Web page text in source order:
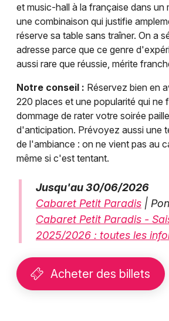
et music-hall à la française dans un
une combinaison qui justifie
réserve sa table sans traîner. On a
adresse parce que ce genre
aussi rare que réussie, mérite
Notre conseil : Réservez bien en
220 places et une popularité qui ne
dommage de rater votre soirée
d'anticipation. Prévoyez aussi une
de l'ambiance : on ne vient pas au
même si c'est tentant.
Jusqu'au 30/06/2026
Cabaret Petit Paradis |
Cabaret Petit Paradis -
2025/2026 : toutes les
Acheter des billets